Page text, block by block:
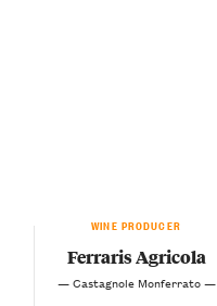
WINE PRODUCER
Ferraris Agricola
— Castagnole Monferrato —